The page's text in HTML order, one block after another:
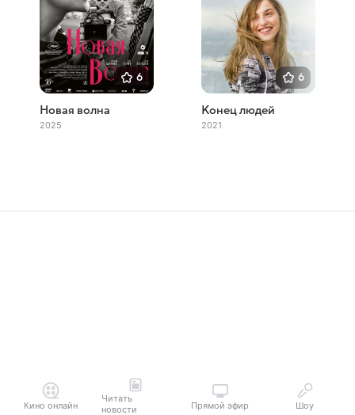
6
Новая волна
2025
6
Конец людей
2021
Кино онлайн
Читать
новости
Прямой эфир Шоу